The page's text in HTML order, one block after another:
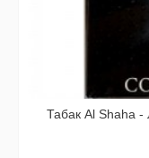
Табак Al Shaha